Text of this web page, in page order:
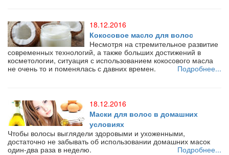
18.12.2016
Кокосовое масло для волос
Несмотря на стремительное развитие
современных технологий, а также больших достижений в
косметологии, ситуация с использованием кокосового масла
не очень то и поменялась с давних времен.
Подробнее...
18.12.2016
Маски для волос в домашних
условиях
Чтобы волосы выглядели здоровыми и ухоженными,
достаточно не забывать об использовании домашних масок
один-два раза в неделю.
Подробнее...